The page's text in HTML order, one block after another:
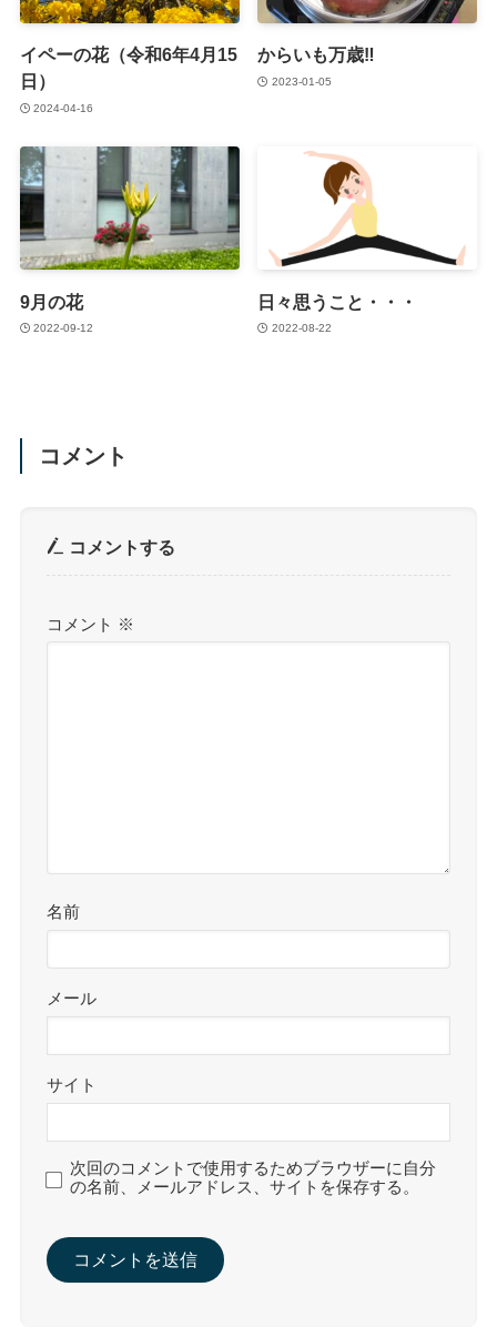
イペーの花（令和6年4月15
日）
2024-04-16
からいも万歳‼
2023-01-05
9月の花
2022-09-12
日々思うこと・・・
2022-08-22
コメント
コメントする
コメント ※
名前
メール
サイト
次回のコメントで使用するためブラウザーに自分
の名前、メールアドレス、サイトを保存する。